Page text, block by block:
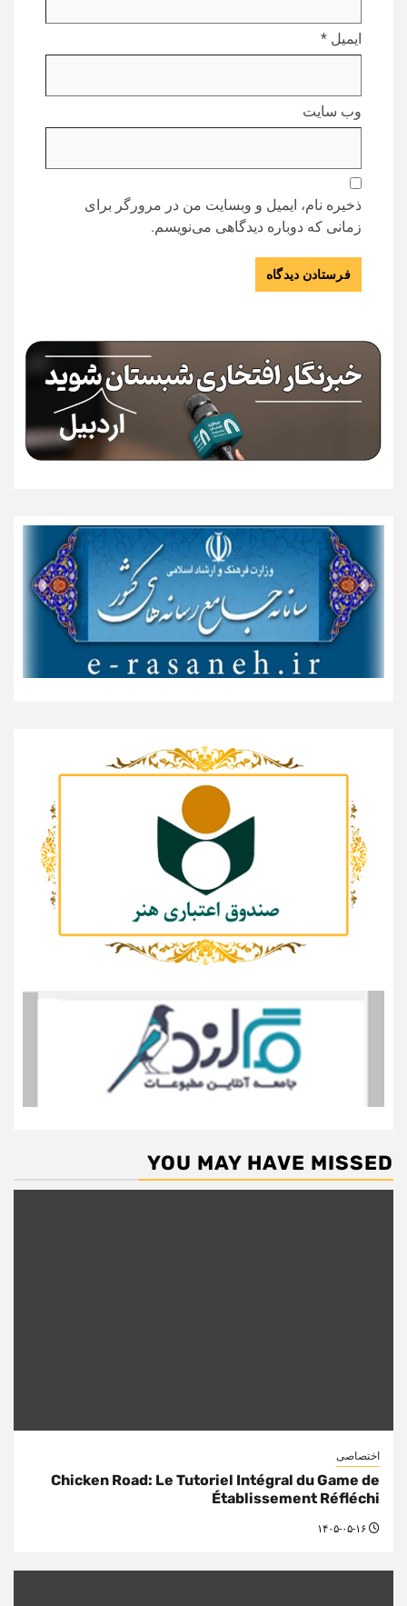
ایمیل *
وب‌ سایت
ذخیره نام، ایمیل و وبسایت من در مرورگر برای
زمانی که دوباره دیدگاهی می‌نویسم.
YOU MAY HAVE MISSED
اختصاصی
Chicken Road: Le Tutoriel Intégral du Game de
Établissement Réfléchi